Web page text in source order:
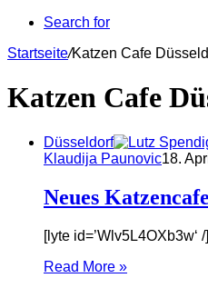
Search for
Startseite/Katzen Cafe
Katzen Cafe
Düsseldorf
Klaudija Paunovic18.
Neues
[lyte
Read More »